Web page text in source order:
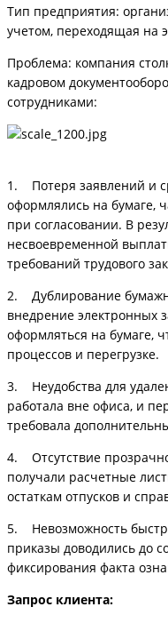
Тип предприятия:
учетом, переходящая на
Проблема: компания
кадровом
сотрудниками:
1. Потеря заявлений и
оформлялись на бумаге,
при согласовании. В
несвоевременной
требований трудового
2. Дублирование
внедрение электронных
оформляться на бумаге,
процессов и перегрузке.
3. Неудобства для
работала вне офиса, и
требовала
4. Отсутствие
получали расчетные
остаткам отпусков и
5. Невозможность
приказы доводились до
фиксирования факта
Запрос клиента: